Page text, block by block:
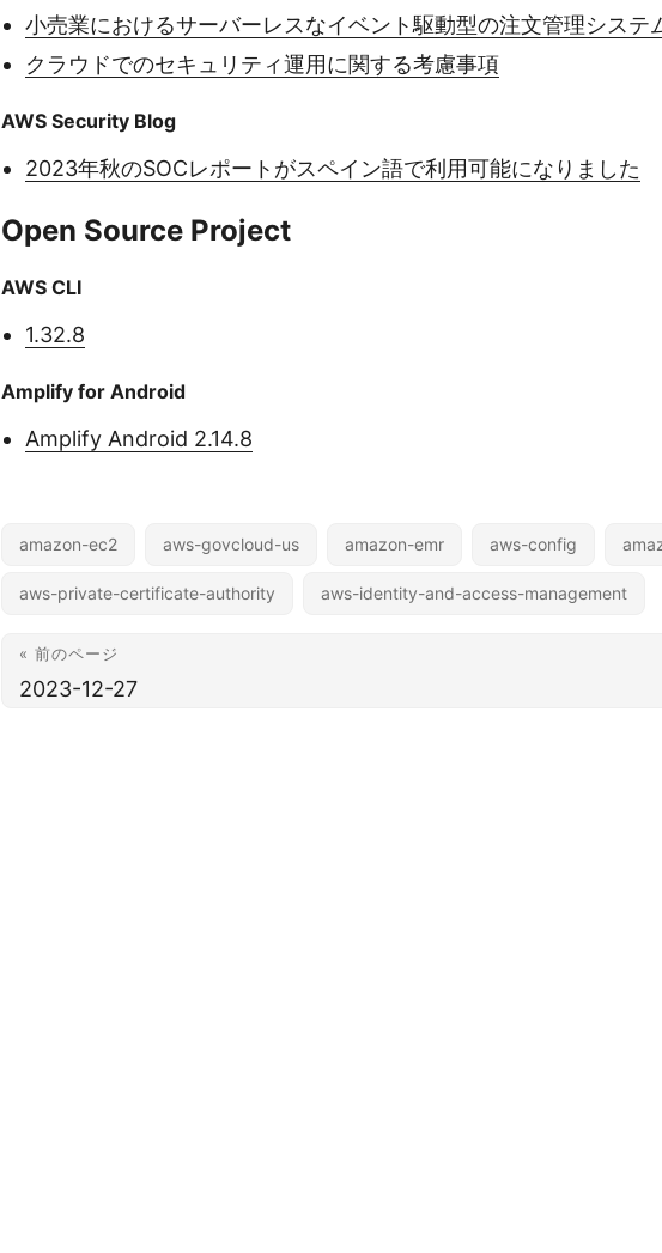
小売業におけるサーバーレスなイベント駆動型の注文管理システ
クラウドでのセキュリティ運用に関する考慮事項
AWS Security Blog
2023年秋のSOCレポートがスペイン語で利用可能になりました
Open Source Project
AWS CLI
1.32.8
Amplify for Android
Amplify Android 2.14.8
amazon-ec2 aws-govcloud-us amazon-emr aws-config
aws-private-certificate-authority aws-identity-and-access-management
« 前のページ
2023-12-27